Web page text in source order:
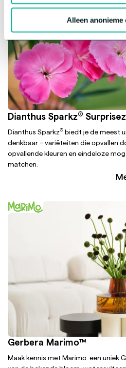
Alleen anonieme
Dianthus Sparkz® Surprisez
Dianthus Sparkz® biedt je de meest
denkbaar – variëteiten die opvallen
opvallende kleuren en eindeloze
matchen.
Gerbera Marimo™
Maak kennis met Marimo: een uniek